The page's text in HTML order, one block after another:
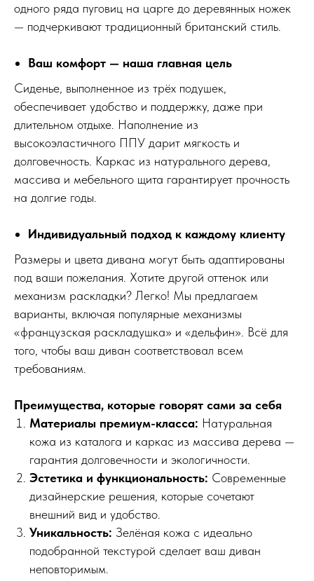
одного ряда пуговиц на царге до деревянных ножек
— подчеркивают традиционный британский стиль.
Ваш комфорт — наша главная цель
Сиденье, выполненное из трёх подушек,
обеспечивает удобство и поддержку, даже при
длительном отдыхе. Наполнение из
высокоэластичного ППУ дарит мягкость и
долговечность. Каркас из натурального дерева,
массива и мебельного щита гарантирует прочность
на долгие годы.
Индивидуальный подход к каждому клиенту
Размеры и цвета дивана могут быть адаптированы
под ваши пожелания. Хотите другой оттенок или
механизм раскладки? Легко! Мы предлагаем
варианты, включая популярные механизмы
«французская раскладушка» и «дельфин». Всё для
того, чтобы ваш диван соответствовал всем
требованиям.
Преимущества, которые говорят сами за себя
Материалы премиум-класса: Натуральная
кожа из каталога и каркас из массива дерева —
гарантия долговечности и экологичности.
Эстетика и функциональность: Современные
дизайнерские решения, которые сочетают
внешний вид и удобство.
Уникальность: Зелёная кожа с идеально
подобранной текстурой сделает ваш диван
неповторимым.